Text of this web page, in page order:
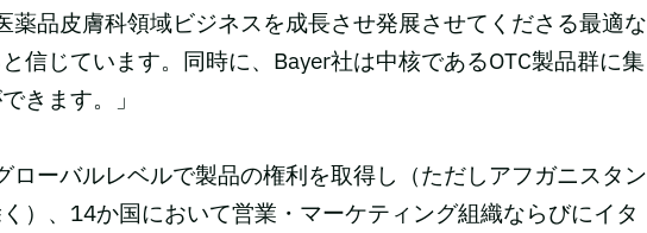
薬品皮膚科領域ビジネスを成長させ発展させてくださる最適な
信じています。同時に、Bayer社は中核であるOTC製品群に集
きます。」
ローバルレベルで製品の権利を取得し（ただしアフガニスタン
）、14か国において営業・マーケティング組織ならびにイタ